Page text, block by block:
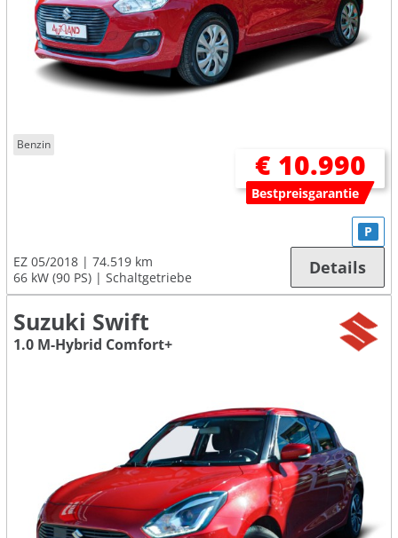
Benzin
€ 10.990
Bestpreisgarantie
EZ 05/2018
74.519 km
66 kW (90 PS)
Schaltgetriebe
P
Details
Suzuki Swift
1.0 M-Hybrid Comfort+